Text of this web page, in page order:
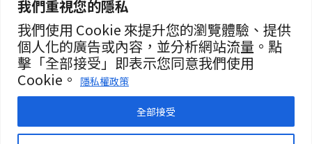
我們重視您的隱私
我們使用 Cookie 來提升您的瀏覽體驗、提供
個人化的廣告或內容，並分析網站流量。點
擊「全部接受」即表示您同意我們使用
Cookie。
隱私權政策
全部接受
中國遊客騎摩托車失控彎道墜崖 父死女傷
8月7日
警方逮捕灰產組織頭目 經費流轉近5,500萬銖
8月7日
聯絡資訊
歡迎來信洽詢合作事宜
或提供新聞線索
service@thaichinesenews.com